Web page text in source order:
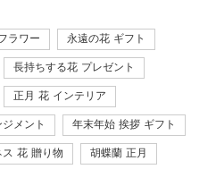
ラワー 永遠の花 ギフト
長持ちする花 プレゼント
正月 花 インテリア
メント 年末年始 挨拶 ギフト
ス 花 贈り物 胡蝶蘭 正月